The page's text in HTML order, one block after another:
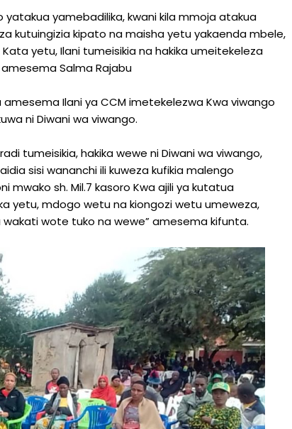
yatakua yamebadilika, kwani kila mmoja atakua
kutuingizia kipato na maisha yetu yakaenda mbele,
yetu, Ilani tumeisikia na hakika umeitekeleza
Salma Rajabu
Ilani ya CCM imetekelezwa Kwa viwango
ni Diwani wa viwango.
tumeisikia, hakika wewe ni Diwani wa viwango,
sisi wananchi ili kuweza kufikia malengo
mwako sh. Mil.7 kasoro Kwa ajili ya kutatua
yetu, mdogo wetu na kiongozi wetu umeweza,
wote tuko na wewe” amesema kifunta.